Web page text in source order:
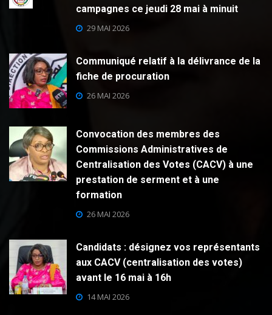
campagnes ce jeudi 28 mai à minuit
29 MAI 2026
Communiqué relatif à la délivrance de la
fiche de procuration
26 MAI 2026
Convocation des membres des
Commissions Administratives de
Centralisation des Votes (CACV) à une
prestation de serment et à une
formation
26 MAI 2026
Candidats : désignez vos représentants
aux CACV (centralisation des votes)
avant le 16 mai à 16h
14 MAI 2026